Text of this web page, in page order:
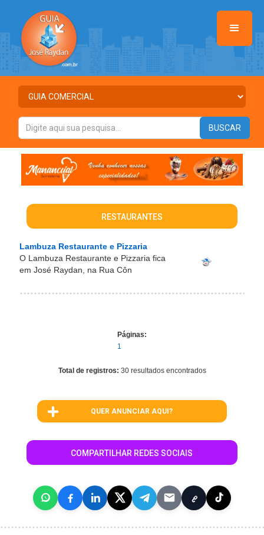
RESTAURANTES
Lambuza Restaurante e Pizzaria
O Lambuza Restaurante e Pizzaria fica
em José Raydan, na Rua Côn
Páginas:
1
Total de registros: 30 resultados encontrados
QUER ANUNCIAR AQUI?
COMPARTILHAR REDES SOCIAIS